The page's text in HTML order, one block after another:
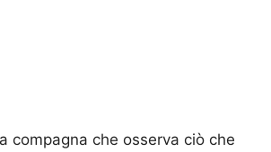
compagna che osserva ciò che